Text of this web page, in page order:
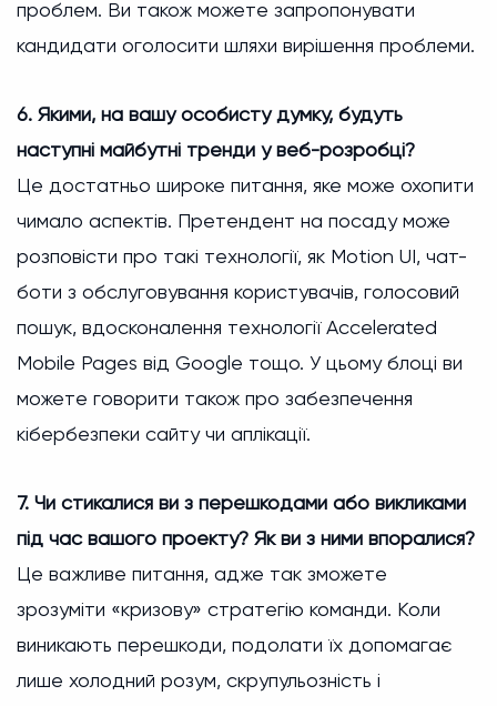
проблем. Ви також можете запропонувати
кандидати оголосити шляхи вирішення проблеми.
6. Якими, на вашу особисту думку, будуть
наступні майбутні тренди у веб-розробці?
Це достатньо широке питання, яке може охопити
чимало аспектів. Претендент на посаду може
розповісти про такі технології, як Motion UI, чат-
боти з обслуговування користувачів, голосовий
пошук, вдосконалення технології Accelerated
Mobile Pages від Google тощо. У цьому блоці ви
можете говорити також про забезпечення
кібербезпеки сайту чи аплікації.
7. Чи стикалися ви з перешкодами або викликами
під час вашого проекту? Як ви з ними впоралися?
Це важливе питання, адже так зможете
зрозуміти «кризову» стратегію команди. Коли
виникають перешкоди, подолати їх допомагає
лише холодний розум, скрупульозність і